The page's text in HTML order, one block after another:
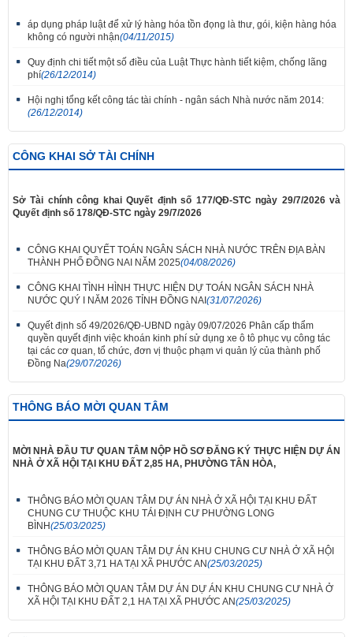
áp dụng pháp luật để xử lý hàng hóa tồn đọng là thư, gói, kiện hàng hóa
không có người nhận(04/11/2015)
Quy định chi tiết một số điều của Luật Thực hành tiết kiệm, chống lãng
phí(26/12/2014)
Hội nghị tổng kết công tác tài chính - ngân sách Nhà nước năm 2014:
(26/12/2014)
CÔNG KHAI SỞ TÀI CHÍNH
Sở Tài chính công khai Quyết định số 177/QĐ-STC ngày 29/7/2026 và
Quyết định số 178/QĐ-STC ngày 29/7/2026
CÔNG KHAI QUYẾT TOÁN NGÂN SÁCH NHÀ NƯỚC TRÊN ĐỊA BÀN
THÀNH PHỐ ĐỒNG NAI NĂM 2025(04/08/2026)
CÔNG KHAI TÌNH HÌNH THỰC HIỆN DỰ TOÁN NGÂN SÁCH NHÀ
NƯỚC QUÝ I NĂM 2026 TỈNH ĐỒNG NAI(31/07/2026)
Quyết định số 49/2026/QĐ-UBND ngày 09/07/2026 Phân cấp thẩm
quyền quyết định việc khoán kinh phí sử dụng xe ô tô phục vụ công tác
tại các cơ quan, tổ chức, đơn vị thuộc phạm vi quản lý của thành phố
Đồng Na(29/07/2026)
THÔNG BÁO MỜI QUAN TÂM
MỜI NHÀ ĐẦU TƯ QUAN TÂM NỘP HỒ SƠ ĐĂNG KÝ THỰC HIỆN DỰ ÁN
NHÀ Ở XÃ HỘI TẠI KHU ĐẤT 2,85 HA, PHƯỜNG TÂN HÒA,
THÔNG BÁO MỜI QUAN TÂM DỰ ÁN NHÀ Ở XÃ HỘI TẠI KHU ĐẤT
CHUNG CƯ THUỘC KHU TÁI ĐỊNH CƯ PHƯỜNG LONG
BÌNH(25/03/2025)
THÔNG BÁO MỜI QUAN TÂM DỰ ÁN KHU CHUNG CƯ NHÀ Ở XÃ HỘI
TẠI KHU ĐẤT 3,71 HA TẠI XÃ PHƯỚC AN(25/03/2025)
THÔNG BÁO MỜI QUAN TÂM DỰ ÁN DỰ ÁN KHU CHUNG CƯ NHÀ Ở
XÃ HỘI TẠI KHU ĐẤT 2,1 HA TẠI XÃ PHƯỚC AN(25/03/2025)